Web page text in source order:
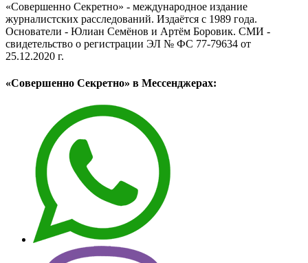
«Совершенно Секретно» - международное издание
журналистских расследований. Издаётся с 1989 года.
Основатели - Юлиан Семёнов и Артём Боровик. CМИ -
свидетельство о регистрации ЭЛ № ФС 77-79634 от
25.12.2020 г.
«Совершенно Секретно» в Мессенджерах: